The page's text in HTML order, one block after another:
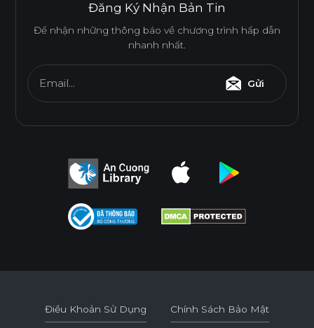
o
nhau.
Ván Gỗ Ghép Phủ Melamine
Ván Gỗ Ghép phủ Melamine kết hợp giữa gỗ ghép thanh
và lớp phủ Melamine, mang lại bề mặt trang trí đẹp mắt
Đăng Ký Nhận Bản Tin
Để nhận những thông báo về chương trình hấp dẫn
nhanh nhất.
Email... Gửi
Điều Khoản Sử Dụng Chính Sách Bảo Mật